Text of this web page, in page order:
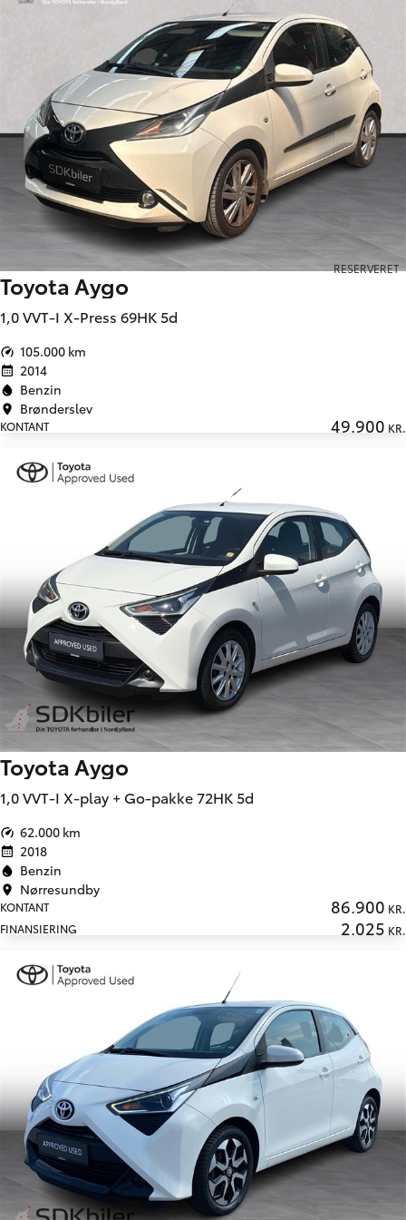
RESERVERET
Toyota Aygo
1,0 VVT-I X-Press 69HK 5d
105.000 km
2014
Benzin
Brønderslev
KONTANT 49.900 KR.
Toyota Aygo
1,0 VVT-I X-play + Go-pakke 72HK 5d
62.000 km
2018
Benzin
Nørresundby
KONTANT 86.900 KR.
FINANSIERING
2.025 KR.